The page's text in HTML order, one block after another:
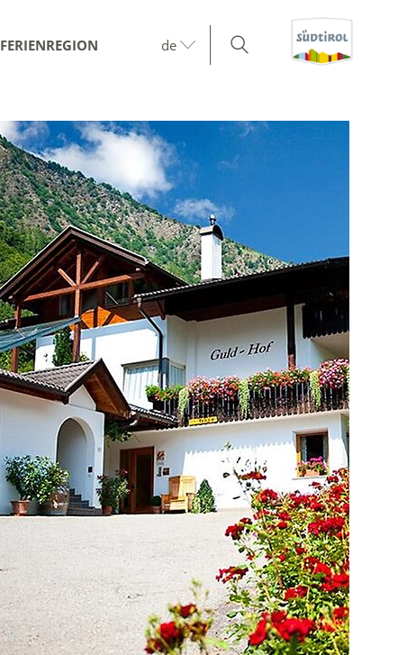
FERIENREGION de